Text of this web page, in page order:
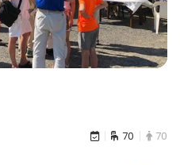
70 70